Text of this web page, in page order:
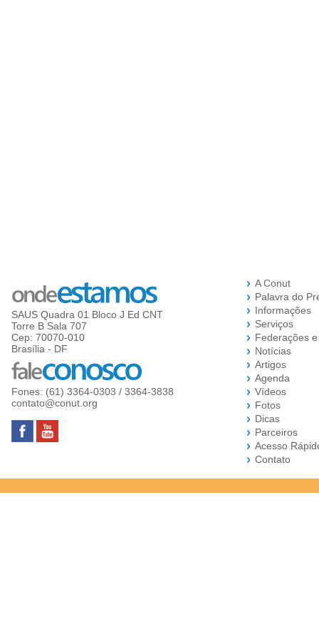
SAUS Quadra 01 Bloco J Ed CNT
Torre B Sala 707
Cep: 70070-010
Brasília - DF
Fones: (61) 3364-0303 / 3364-3838
contato@conut.org
A Conut
Palavra do
Informações
Serviços
Federações
Notícias
Artigos
Agenda
Vídeos
Fotos
Dicas
Parceiros
Acesso
Contato